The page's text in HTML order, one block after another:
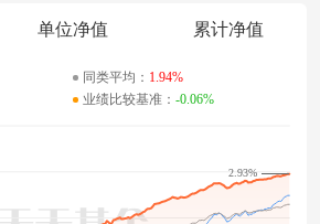
单位净值 累计净值
同类平均： 1.94%
业绩比较基准： -0.06%
2.93%